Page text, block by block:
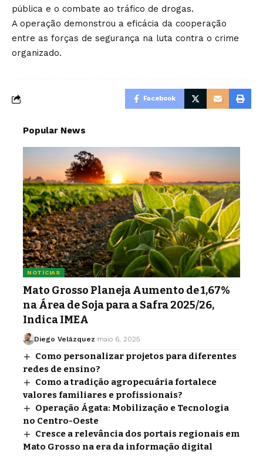
pública e o combate ao tráfico de drogas.
A operação demonstrou a eficácia da cooperação
entre as forças de segurança na luta contra o crime
organizado.
Facebook
Popular News
NOTÍCIAS
Mato Grosso Planeja Aumento de 1,67%
na Área de Soja para a Safra 2025/26,
Indica IMEA
Diego Velázquez maio 6, 2025
Como personalizar projetos para diferentes
redes de ensino?
Como a tradição agropecuária fortalece
valores familiares e profissionais?
Operação Ágata: Mobilização e Tecnologia
no Centro-Oeste
Cresce a relevância dos portais regionais em
Mato Grosso na era da informação digital